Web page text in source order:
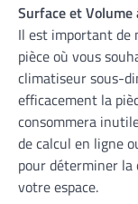
Surface et
Il est important de
pièce où vous
climatiseur sous-
efficacement la
consommera
de calcul en ligne
pour déterminer la
votre espace.